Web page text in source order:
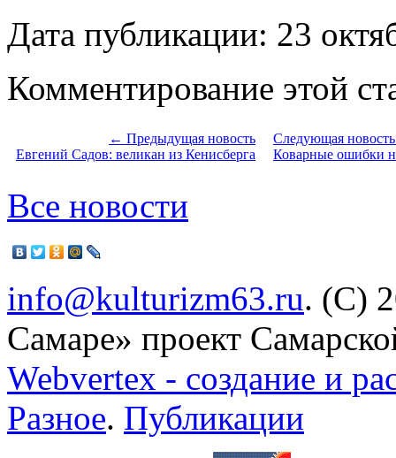
Дата публикации: 23
Комментирование этой
← Предыдущая новость
Евгений Садов: великан из Кенисберга
Следующая
Коварные ошибки
Все новости
info@kulturizm63.ru. (C)
Самаре» проект
Webvertex - создание и
Разное. Публикации